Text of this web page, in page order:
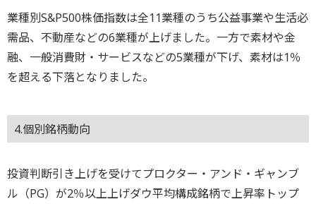
業種別S&P500株価指数は全11業種のうち公益事業や生活必
需品、不動産などの6業種が上げました。一方で素材や金
融、一般消費財・サービスなどの5業種が下げ、素材は1％
を超える下落となりました。
4.個別銘柄動向
投資判断引き上げを受けてプロクター・アンド・ギャンブ
ル（PG）が2％以上上げダウ平均構成銘柄で上昇率トップ